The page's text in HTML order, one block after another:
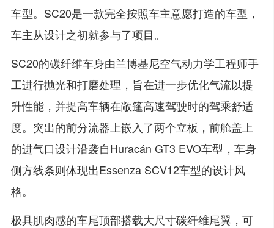
车型。SC20是一款完全按照车主意愿打造的车型，
车主从设计之初就参与了项目。
SC20的碳纤维车身由兰博基尼空气动力学工程师手
工进行抛光和打磨处理，旨在进一步优化气流以提
升性能，并提高车辆在敞篷高速驾驶时的驾乘舒适
度。突出的前分流器上嵌入了两个立板，前舱盖上
的进气口设计沿袭自Huracán GT3 EVO车型，车身
侧方线条则体现出Essenza SCV12车型的设计风
格。
极具肌肉感的车尾顶部搭载大尺寸碳纤维尾翼，可